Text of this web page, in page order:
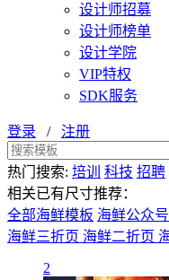
设计师招募
设计师榜单
设计学院
VIP特权
SDK服务
登录 / 注册
热门搜索: 培训 科技 招聘
相关已有尺寸推荐：
全部海鲜模板 海鲜公众
海鲜三折页 海鲜二折页
2